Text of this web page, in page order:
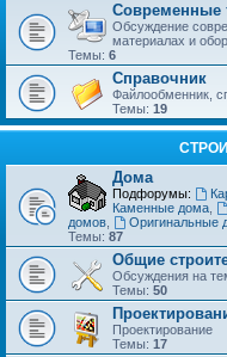
Современные
Обсуждение
материалах и
Темы: 6
Справочник
Файлообменник,
Темы: 19
Дома
Подфорумы:
Каменные дома
домов
Оригинальные
Темы: 87
Общие
Обсуждения на
Темы: 50
Проектирование
Темы: 17